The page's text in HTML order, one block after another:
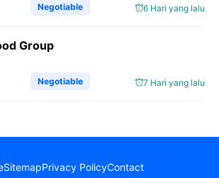
6 Hari yang lalu
Negotiable
Group
7 Hari yang lalu
Negotiable
SitemapPrivacy PolicyContact